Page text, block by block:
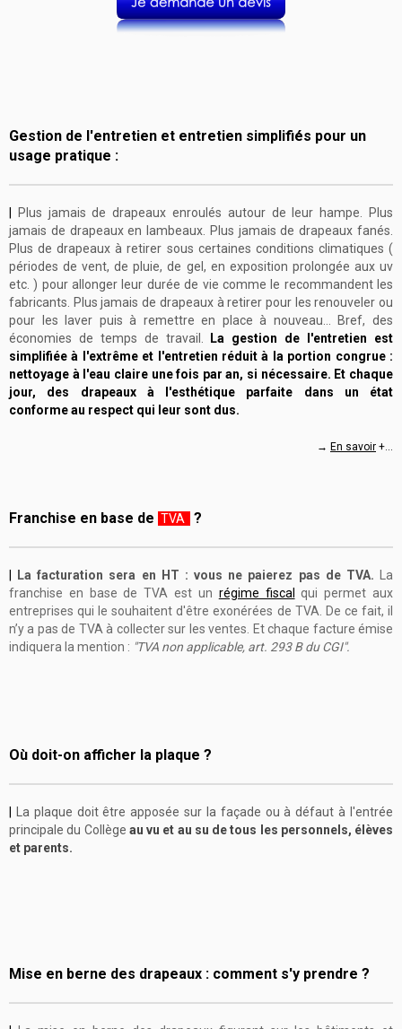
Gestion de l'entretien et entretien simplifiés pour un
usage pratique :
Plus jamais de drapeaux enroulés autour de leur hampe. Plus
jamais de drapeaux en lambeaux. Plus jamaisde drapeaux fanés.
Plus de drapeaux à retirer sous certaines conditions climatiques (
périodes de vent, de pluie, de gel, en exposition prolongée aux uv
etc. ) pour allonger leur durée de vie comme le recommandent les
fabricants. Plusjamaisde drapeaux à retirer pour les renouveler ou
pour les laver puis à remettre en place à nouveau... Bref, des
économies de temps de travail.
La gestion de l'entretien est
simplifiée à l'extrême et l'entretien réduit à la portion congrue :
nettoyage à l'eau claire une fois par an, si nécessaire. Et chaque
jour, des drapeaux
à l'esthétique parfaite dans un état
conforme au respect qui leur sont dus.
→ En savoir +...
Franchise en base de TVA ?
La facturation sera en HT : vous ne paierez pas de TVA.
La
franchise en base de TVA est un régime fiscal
qui permet aux
entreprises qui le souhaitent d'être exonérées de TVA. De ce fait, il
n’y a pas de TVA à collecter sur les ventes. Et chaque facture émise
indiquera la mention : "TVA non applicable, art. 293 B du CGI".
Où doit-on afficher la plaque ?
La plaque doit être apposée sur la façade ou à défaut à l'entrée
principale du Collège au vu et au su de tous les personnels, élèves
et parents.
Mise en berne des drapeaux : comment s'y prendre ?